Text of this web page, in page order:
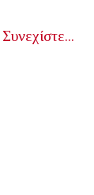
Συνεχίστε...